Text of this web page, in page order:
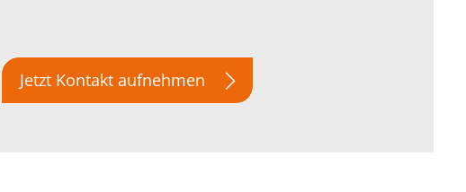
Jetzt Kontakt aufnehmen